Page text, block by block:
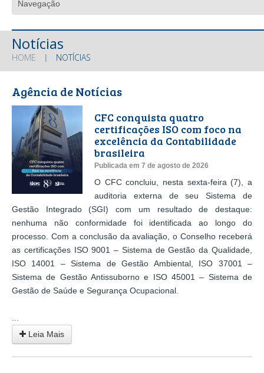
Notícias
HOME NOTÍCIAS
Agência de Notícias
CFC conquista quatro
certificações ISO com foco na
excelência da Contabilidade
brasileira
Publicada em 7 de agosto de 2026
O CFC concluiu, nesta sexta-feira (7), a
auditoria externa de seu Sistema de
Gestão Integrado (SGI) com um resultado de destaque:
nenhuma não conformidade foi identificada ao longo do
processo. Com a conclusão da avaliação, o Conselho receberá
as certificações ISO 9001 – Sistema de Gestão da Qualidade,
ISO 14001 – Sistema de Gestão Ambiental, ISO 37001 –
Sistema de Gestão Antissuborno e ISO 45001 – Sistema de
Gestão de Saúde e Segurança Ocupacional.
Leia Mais